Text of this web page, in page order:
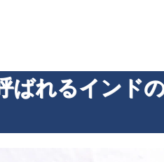
ばれるインド